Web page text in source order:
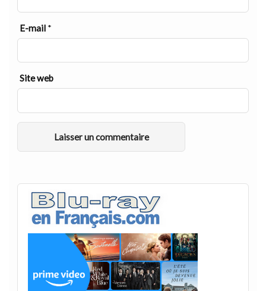
E-mail *
Site web